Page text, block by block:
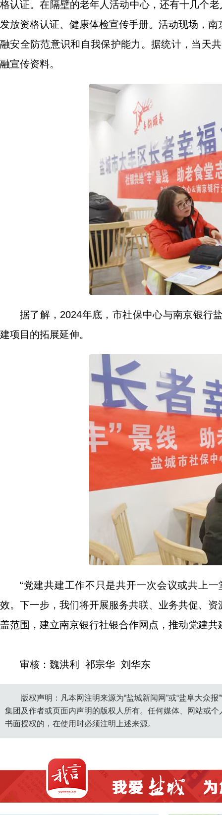
格认证。在隔壁的老年人活动中心，还有十几个
发放资格认证、健康体检宣传手册。活动现场，
融安全防范意识和自我保护能力。据统计，当天
融宣传资料。
据了解，2024年底，市社保中心与南京银行
建项目的拓展延伸。
“党建共建工作不只是共开一次会议或共上
效。下一步，我们将开展服务共联、业务共促、
盖范围，建立南京银行社银合作网点，推动党建
审核：魏洪利 祁宗华 刘华东
版权声明：凡本网注明来源为“盐城新闻网”或“盐阜大众
集团及作者或页面内声明的版权人所有。任何媒体、网站或
书面授权的，在使用时必须注明上述来源。